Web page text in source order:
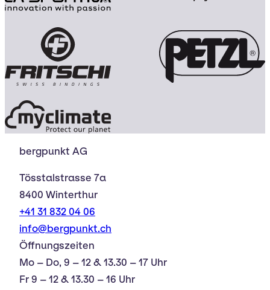
bergpunkt AG
Tösstalstrasse 7a
8400 Winterthur
+41 31 832 04 06
info@bergpunkt.ch
Öffnungszeiten
Mo – Do, 9 – 12 & 13.30 – 17 Uhr
Fr 9 – 12 & 13.30 – 16 Uhr